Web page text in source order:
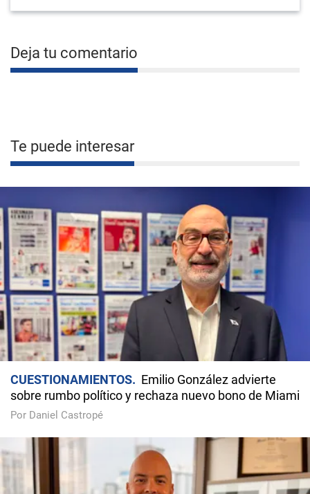
Deja tu comentario
Te puede interesar
CUESTIONAMIENTOS
Emilio González advierte
sobre rumbo político y rechaza nuevo bono de Miami
Por Daniel Castropé